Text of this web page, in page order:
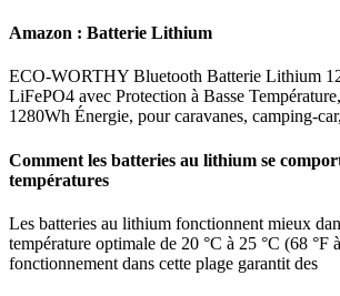
Amazon : Batterie Lithium
ECO-WORTHY Bluetooth Batterie Lithium
LiFePO4 avec Protection à Basse
1280Wh Énergie, pour caravanes, camping-
Comment les batteries au lithium se
températures
Les batteries au lithium fonctionnent mieux
température optimale de 20 °C à 25 °C (68 °F
fonctionnement dans cette plage garantit des